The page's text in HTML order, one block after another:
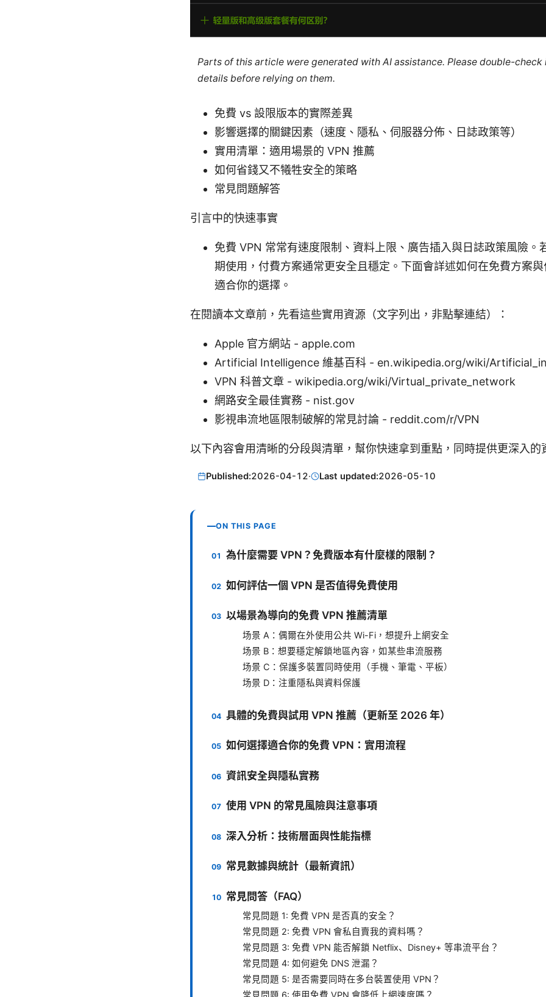
Parts of this article were generated with AI assistance. Please double-
details before relying on them.
免費 vs 設限版本的實際差異
影響選擇的關鍵因素（速度、隱私、伺服器分佈、日誌政策等）
實用清單：適用場景的 VPN 推薦
如何省錢又不犧牲安全的策略
常見問題解答
引言中的快速事實
免費 VPN 常常有速度限制、資料上限、廣告插入與日誌政策風險。
期使用，付費方案通常更安全且穩定。下面會詳述如何在免費方案
適合你的選擇。
在閱讀本文章前，先看這些實用資源（文字列出，非點擊連結）：
Apple 官方網站 - apple.com
Artificial Intelligence 維基百科 - en.wikipedia.org/wiki/
VPN 科普文章 - wikipedia.org/wiki/Virtual_private_network
網路安全最佳實務 - nist.gov
影視串流地區限制破解的常見討論 - reddit.com/r/VPN
以下內容會用清晰的分段與清單，幫你快速拿到重點，同時提供更深入的
Published:2026-04-12· Last updated:2026-05-10
ON THIS PAGE
為什麼需要 VPN？免費版本有什麼樣的限制？
如何評估一個 VPN 是否值得免費使用
以場景為導向的免費 VPN 推薦清單
场景 A：偶爾在外使用公共 Wi-Fi，想提升上網安全
场景 B：想要穩定解鎖地區內容，如某些串流服務
场景 C：保護多裝置同時使用（手機、筆電、平板）
场景 D：注重隱私與資料保護
具體的免費與試用 VPN 推薦（更新至 2026 年）
如何選擇適合你的免費 VPN：實用流程
資訊安全與隱私實務
使用 VPN 的常見風險與注意事項
深入分析：技術層面與性能指標
常見數據與統計（最新資訊）
常見問答（FAQ）
常見問題 1: 免費 VPN 是否真的安全？
常見問題 2: 免費 VPN 會私自賣我的資料嗎？
常見問題 3: 免費 VPN 能否解鎖 Netflix、Disney+ 等串流平台？
常見問題 4: 如何避免 DNS 泄漏？
常見問題 5: 是否需要同時在多台裝置使用 VPN？